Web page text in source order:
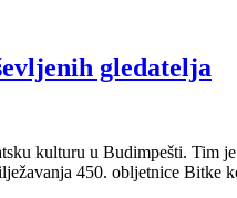
gledatelja
kulturu u Budimpešti. Tim
450. obljetnice Bitke